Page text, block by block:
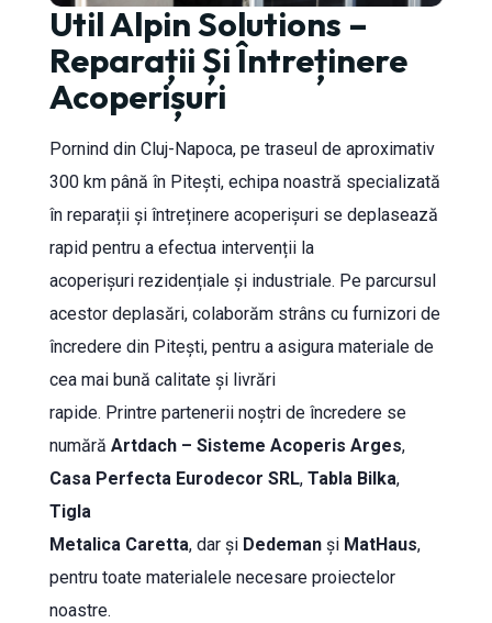
Util Alpin Solutions –
Reparații Și Întreținere
Acoperișuri
Pornind din Cluj-Napoca, pe traseul de aproximativ
300 km până în Pitești, echipa noastră specializată
în reparații și întreținere acoperișuri se deplasează
rapid pentru a efectua intervenții la
acoperișuri rezidențiale și industriale. Pe parcursul
acestor deplasări, colaborăm strâns cu furnizori de
încredere din Pitești, pentru a asigura materiale de
cea mai bună calitate și livrări
rapide. Printre partenerii noștri de încredere se
numără Artdach – Sisteme Acoperis Arges,
Casa Perfecta Eurodecor SRL, Tabla Bilka,
Tigla
Metalica Caretta, dar și Dedemanși MatHaus,
pentru toate materialele necesare proiectelor
noastre.